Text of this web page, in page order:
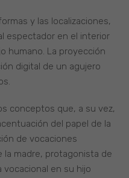
y las localizaciones,
espectador en el interior
humano. La proyección
digital de un agujero
conceptos que, a su vez,
del papel de la
de vocaciones
la madre, protagonista de
vocacional en su hijo